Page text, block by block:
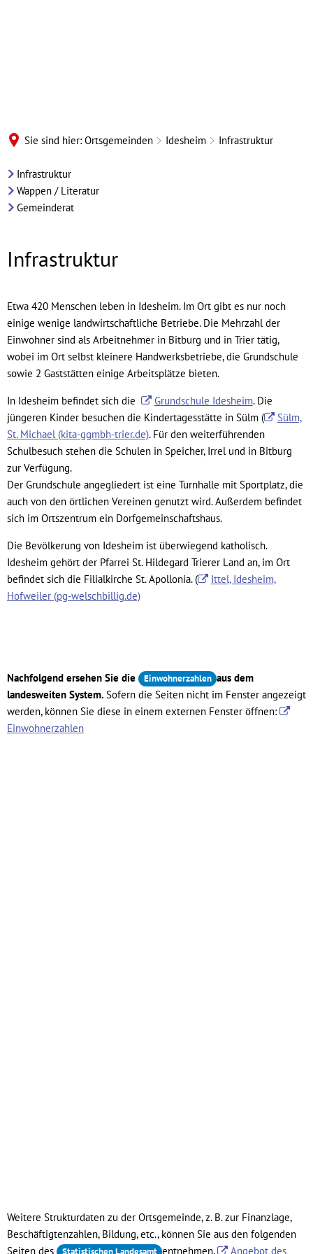
Sie sind hier: Ortsgemeinden Idesheim Infrastruktur
Idesheim
Infrastruktur
Wappen / Literatur
Gemeinderat
Infrastruktur
Etwa 420 Menschen leben in Idesheim. Im Ort gibt es nur noch
einige wenige landwirtschaftliche Betriebe. Die Mehrzahl der
Einwohner sind als Arbeitnehmer in Bitburg und in Trier tätig,
wobei im Ort selbst kleinere Handwerksbetriebe, die Grundschule
sowie 2 Gaststätten einige Arbeitsplätze bieten.
In Idesheim befindet sich die Grundschule Idesheim. Die
jüngeren Kinder besuchen die Kindertagesstätte in Sülm (
Sülm,
St. Michael (kita-ggmbh-trier.de). Für den weiterführenden
Schulbesuch stehen die Schulen in Speicher, Irrel und in Bitburg
zur Verfügung.
Der Grundschule angegliedert ist eine Turnhalle mit Sportplatz, die
auch von den örtlichen Vereinen genutzt wird. Außerdem befindet
sich im Ortszentrum ein Dorfgemeinschaftshaus.
Die Bevölkerung von Idesheim ist überwiegend katholisch.
Idesheim gehört der Pfarrei St. Hildegard Trierer Land an, im Ort
befindet sich die Filialkirche St. Apollonia. (
Ittel, Idesheim,
Hofweiler (pg-welschbillig.de)
Nachfolgend ersehen Sie die Einwohnerzahlen aus dem
landesweiten System. Sofern die Seiten nicht im Fenster angezeigt
werden, können Sie diese in einem externen Fenster öffnen:
Einwohnerzahlen
Weitere Strukturdaten zu der Ortsgemeinde, z. B. zur Finanzlage,
Beschäftigtenzahlen, Bildung, etc., können Sie aus den folgenden
Seiten des
Statistischen Landesamt entnehmen. Angebot des